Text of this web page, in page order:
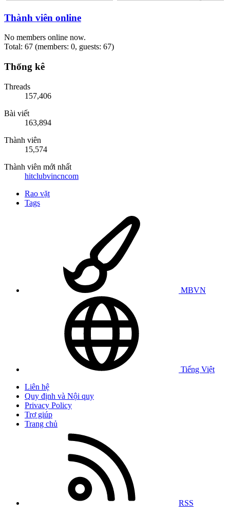
Thành viên online
No members online now.
Total: 67 (members: 0, guests: 67)
Thống kê
Threads
157,406
Bài viết
163,894
Thành viên
15,574
Thành viên mới nhất
hitclubvincncom
Rao vặt
Tags
MBVN
Tiếng Việt
Liên hệ
Quy định và Nội quy
Privacy Policy
Trợ giúp
Trang chủ
RSS